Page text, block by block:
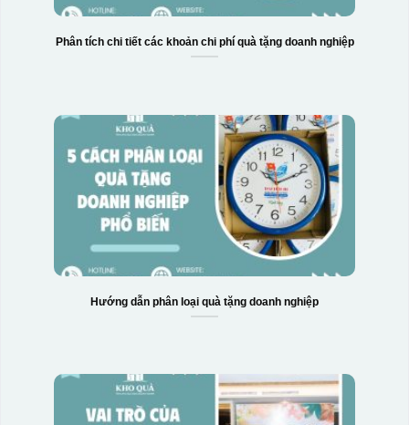
Hộp xi 2 cốc
Phân tích chi tiết các khoản chi phí quà tặng doanh nghiệp
Hướng dẫn phân loại quà tặng doanh nghiệp